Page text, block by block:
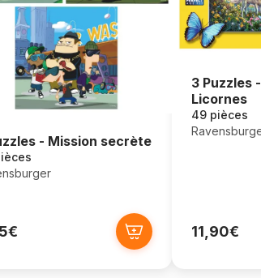
- Mission secrète
3 Puzzles
Licornes
49 pièces
11,90€